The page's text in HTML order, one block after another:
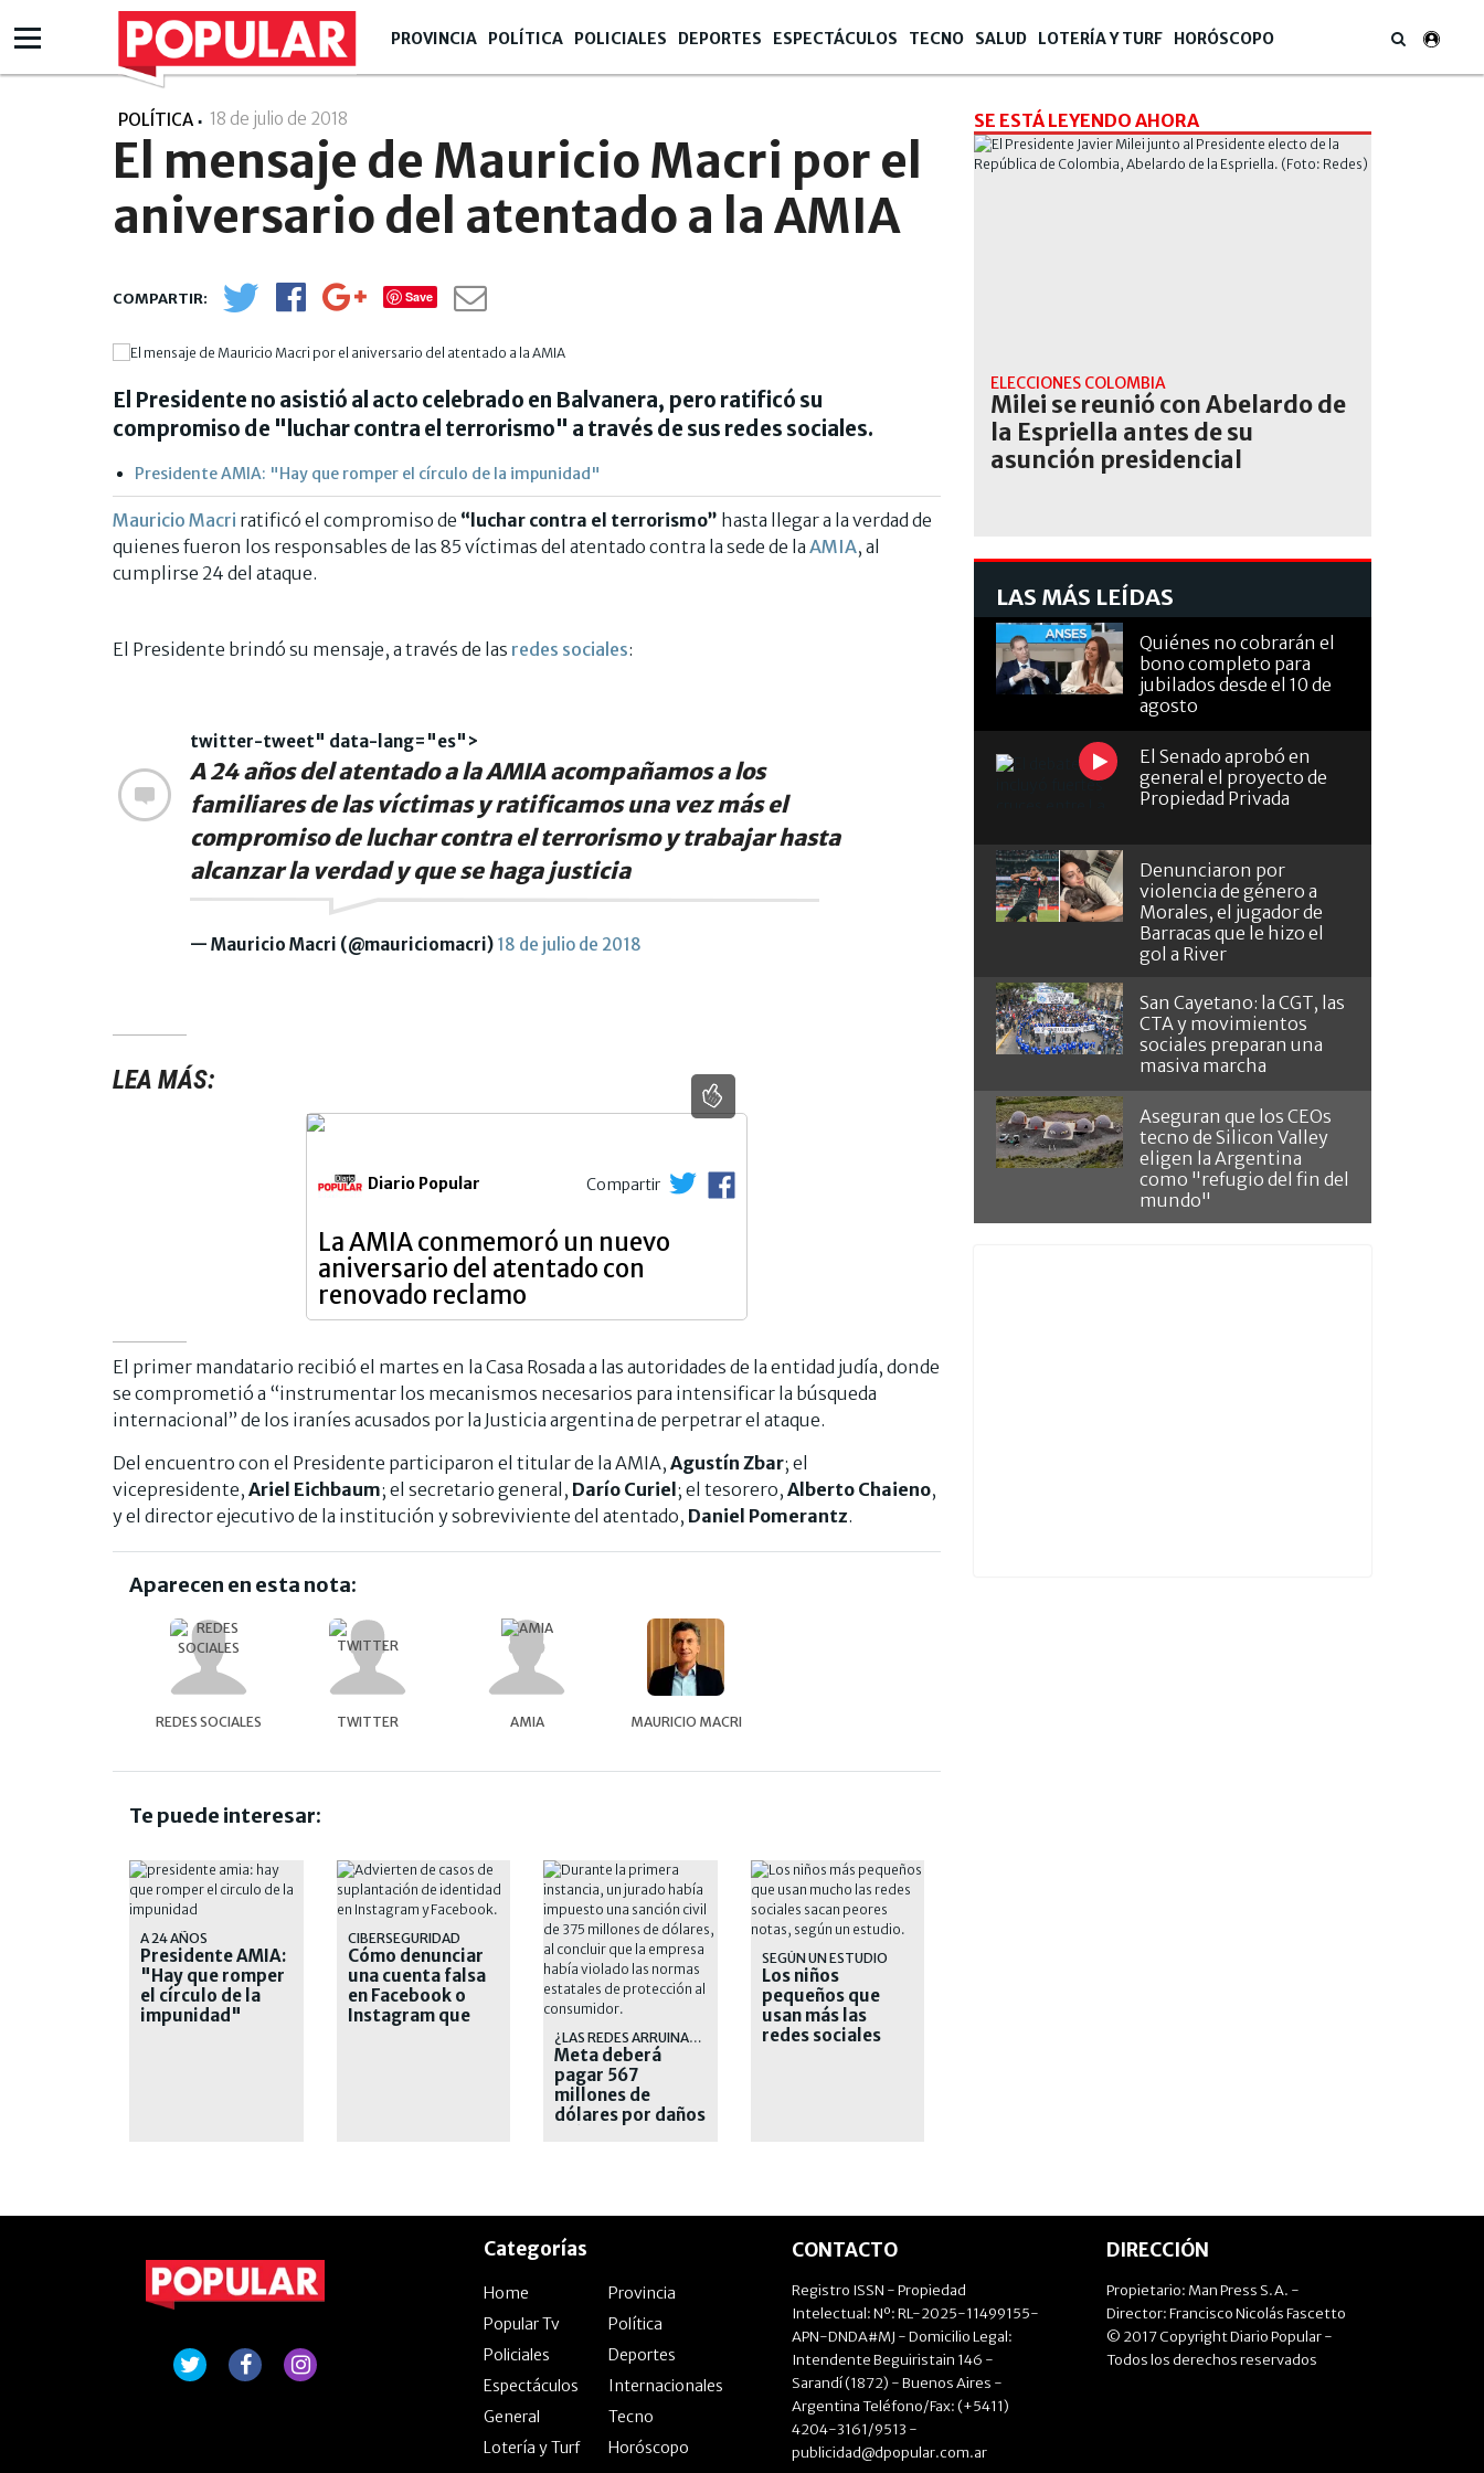
PROVINCIA POLÍTICA POLICIALES DEPORTES ESPECTÁCULOS TECNO SALUD LOTERÍA Y TURF HORÓSCOPO
POLÍTICA 18 de julio de 2018
El mensaje de Mauricio Macri por el
aniversario del atentado a la AMIA
Save
El Presidente no asistió al acto celebrado en Balvanera, pero ratificó su
compromiso de "luchar contra el terrorismo" a través de sus redes sociales.
Presidente AMIA: "Hay que romper el círculo de la impunidad"
Mauricio Macri ratificó el compromiso de “luchar contra el terrorismo” hasta llegar a la verdad de
quienes fueron los responsables de las 85 víctimas del atentado contra la sede de la AMIA, al
cumplirse 24 del ataque.
El Presidente brindó su mensaje, a través de las redes sociales:
twitter-tweet" data-lang="es">
A 24 años del atentado a la AMIA acompañamos a los
familiares de las víctimas y ratificamos una vez más el
compromiso de luchar contra el terrorismo y trabajar hasta
alcanzar la verdad y que se haga justicia
— Mauricio Macri (@mauriciomacri) 18 de julio de 2018
LEA MÁS:
Diario Popular Compartir
La AMIA conmemoró un nuevo
aniversario del atentado con
renovado reclamo
El primer mandatario recibió el martes en la Casa Rosada a las autoridades de la entidad judía, donde
se comprometió a “instrumentar los mecanismos necesarios para intensificar la búsqueda
internacional” de los iraníes acusados por la Justicia argentina de perpetrar el ataque.
Del encuentro con el Presidente participaron el titular de la AMIA, Agustín Zbar; el
vicepresidente, Ariel Eichbaum; el secretario general, Darío Curiel; el tesorero, Alberto Chaieno,
y el director ejecutivo de la institución y sobreviviente del atentado, Daniel Pomerantz.
Aparecen en esta nota:
REDES SOCIALES TWITTER AMIA MAURICIO MACRI
Te puede interesar:
A 24 AÑOS
Presidente AMIA:
"Hay que romper
el círculo de la
impunidad"
CIBERSEGURIDAD
Cómo denunciar
una cuenta falsa
en Facebook o
Instagram que
¿LAS REDES ARRUINAN EL MUNDO?
Meta deberá
pagar 567
millones de
dólares por daños
SEGÚN UN ESTUDIO
Los niños
pequeños que
usan más las
redes sociales
SE ESTÁ LEYENDO AHORA
ELECCIONES COLOMBIA
Milei se reunió con Abelardo de
la Espriella antes de su
asunción presidencial
LAS MÁS LEÍDAS
Quiénes no cobrarán el
bono completo para
jubilados desde el 10 de
agosto
El Senado aprobó en
general el proyecto de
Propiedad Privada
Denunciaron por
violencia de género a
Morales, el jugador de
Barracas que le hizo el
gol a River
San Cayetano: la CGT, las
CTA y movimientos
sociales preparan una
masiva marcha
Aseguran que los CEOs
tecno de Silicon Valley
eligen la Argentina
como "refugio del fin del
mundo"
Categorías
Home
Provincia
Popular Tv
Política
Policiales
Deportes
Espectáculos
Internacionales
General
Tecno
Lotería y Turf
Horóscopo
CONTACTO
Registro ISSN - Propiedad
Intelectual: Nº: RL-2025-11499155-
APN-DNDA#MJ - Domicilio Legal:
Intendente Beguiristain 146 -
Sarandí (1872) - Buenos Aires -
Argentina Teléfono/Fax: (+5411)
4204-3161/9513 -
publicidad@dpopular.com.ar
DIRECCIÓN
Propietario: Man Press S.A. -
Director: Francisco Nicolás Fascetto
© 2017 Copyright Diario Popular -
Todos los derechos reservados